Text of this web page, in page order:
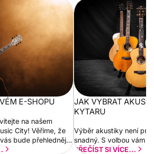
e-shopu Music
E-SHOPU
na našem
City! Věříme, že
bude přehlednější
budeme přidávat
Jak vybrat
JAK VYBRAT
KYTARU
Výběr akustiky není pro
snadný. S volbou vám
PŘEČÍST SI VÍCE...